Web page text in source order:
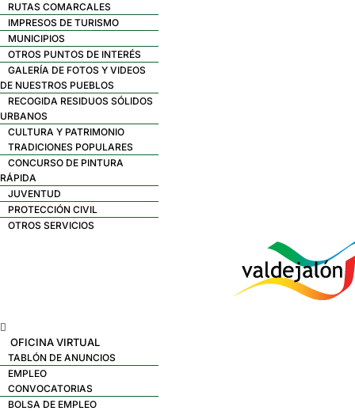
RUTAS COMARCALES
IMPRESOS DE TURISMO
MUNICIPIOS
OTROS PUNTOS DE INTERÉS
GALERÍA DE FOTOS Y VIDEOS
DE NUESTROS PUEBLOS
RECOGIDA RESIDUOS SÓLIDOS
URBANOS
CULTURA Y PATRIMONIO
TRADICIONES POPULARES
CONCURSO DE PINTURA
RÁPIDA
JUVENTUD
PROTECCIÓN CIVIL
OTROS SERVICIOS
Menú
OFICINA VIRTUAL
TABLÓN DE ANUNCIOS
EMPLEO
CONVOCATORIAS
BOLSA DE EMPLEO